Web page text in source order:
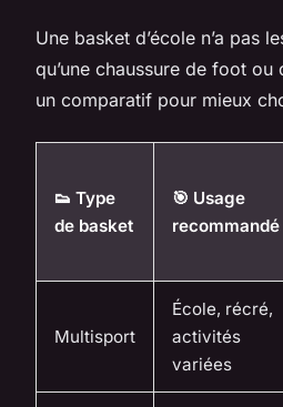
Une basket d’école n’a pas
qu’une chaussure de foot ou
un comparatif pour mieux
👟 Type
de basket
🎯 Usage
recommandé
Multisport
École, récré,
activités
variées